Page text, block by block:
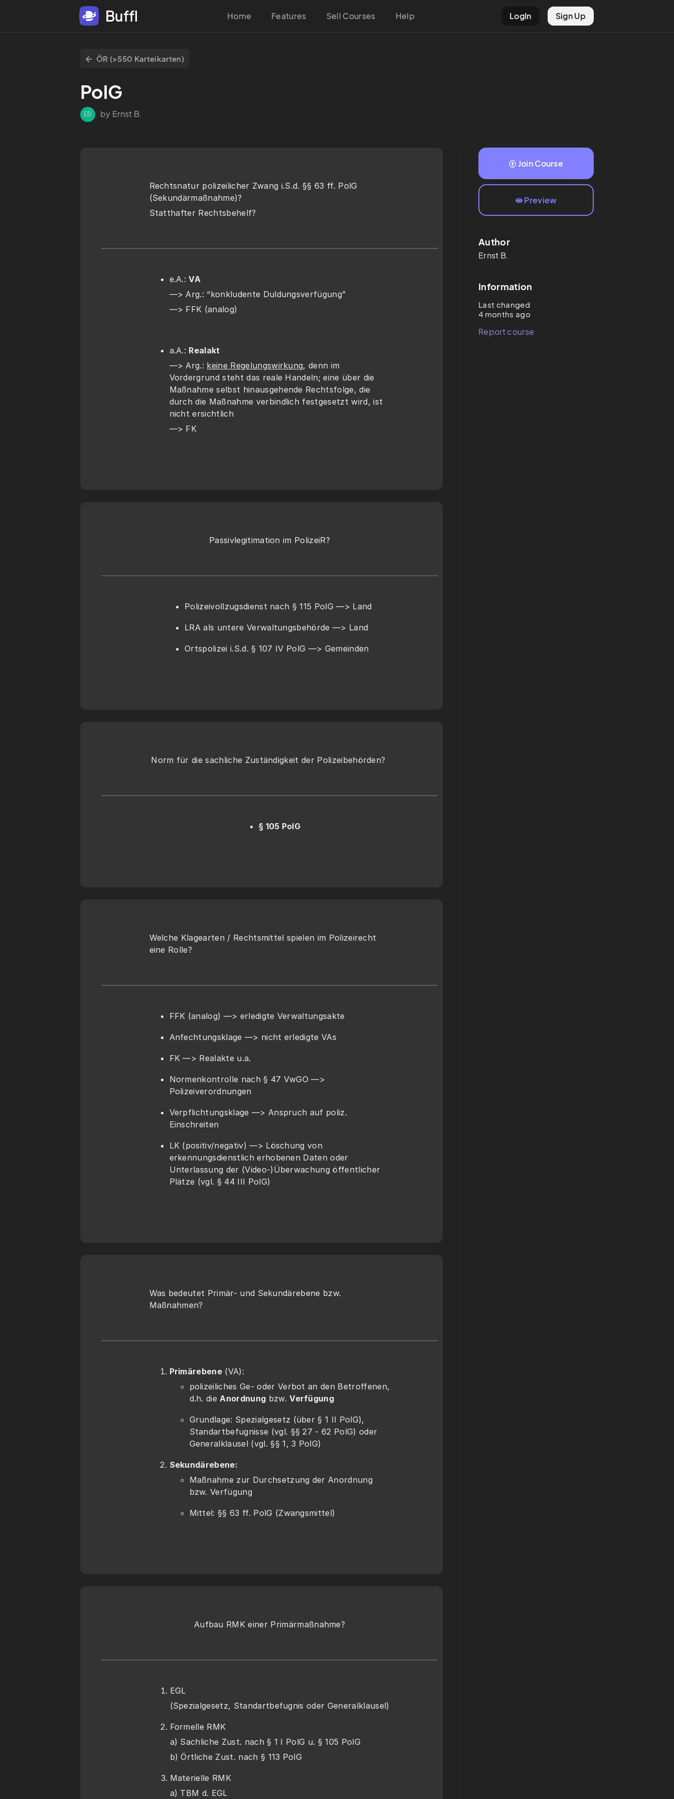
Buffl Home Features Sell Courses Help LogIn Sign Up
ÖR (>550 Karteikarten)
PolG
EB by Ernst B.
Rechtsnatur polizeilicher Zwang i.S.d. §§ 63 ff. PolG
(Sekundärmaßnahme)?
Statthafter Rechtsbehelf?
e.A.: VA
—> Arg.: “konkludente Duldungsverfügung”
—> FFK (analog)
a.A.: Realakt
—> Arg.: keine Regelungswirkung, denn im
Vordergrund steht das reale Handeln; eine über die
Maßnahme selbst hinausgehende Rechtsfolge, die
durch die Maßnahme verbindlich festgesetzt wird, ist
nicht ersichtlich
—> FK
Passivlegitimation im PolizeiR?
Polizeivollzugsdienst nach § 115 PolG —> Land
LRA als untere Verwaltungsbehörde —> Land
Ortspolizei i.S.d. § 107 IV PolG —> Gemeinden
Norm für die sachliche Zuständigkeit der Polizeibehörden?
§ 105 PolG
Welche Klagearten / Rechtsmittel spielen im Polizeirecht
eine Rolle?
FFK (analog) —> erledigte Verwaltungsakte
Anfechtungsklage —> nicht erledigte VAs
FK —> Realakte u.a.
Normenkontrolle nach § 47 VwGO —>
Polizeiverordnungen
Verpflichtungsklage —> Anspruch auf poliz.
Einschreiten
LK (positiv/negativ) —> Löschung von
erkennungsdienstlich erhobenen Daten oder
Unterlassung der (Video-)Überwachung öffentlicher
Plätze (vgl. § 44 III PolG)
Was bedeutet Primär- und Sekundärebene bzw.
Maßnahmen?
Primärebene (VA):
polizeiliches Ge- oder Verbot an den Betroffenen,
d.h. die Anordnung bzw. Verfügung
Grundlage: Spezialgesetz (über § 1 II PolG),
Standartbefugnisse (vgl. §§ 27 - 62 PolG) oder
Generalklausel (vgl. §§ 1, 3 PolG)
Sekundärebene:
Maßnahme zur Durchsetzung der Anordnung
bzw. Verfügung
Mittel: §§ 63 ff. PolG (Zwangsmittel)
Aufbau RMK einer Primärmaßnahme?
EGL
(Spezialgesetz, Standartbefugnis oder Generalklausel)
Formelle RMK
a) Sachliche Zust. nach § 1 I PolG u. § 105 PolG
b) Örtliche Zust. nach § 113 PolG
Materielle RMK
a) TBM d. EGL
Join Course
Preview
Author
Ernst B.
Information
Last changed
4 months ago
Report course